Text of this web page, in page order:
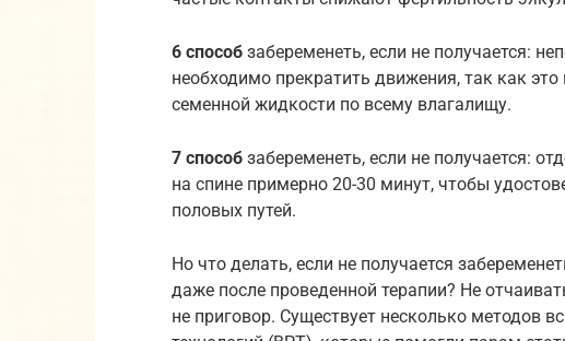
6 способ забеременеть, если не получается:
необходимо прекратить движения, так как
семенной жидкости по всему влагалищу.
7 способ забеременеть, если не получается:
на спине примерно 20-30 минут, чтобы
половых путей.
Но что делать, если не получается
даже после проведенной терапии? Не
не приговор. Существует несколько методов